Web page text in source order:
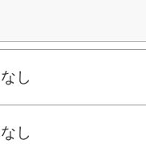
し
し